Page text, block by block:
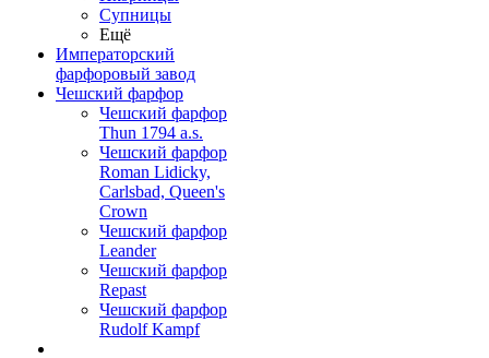
Супницы
Ещё
Императорский
фарфоровый завод
Чешский фарфор
Чешский фарфор
Thun 1794 a.s.
Чешский фарфор
Roman Lidicky,
Carlsbad, Queen's
Crown
Чешский фарфор
Leander
Чешский фарфор
Repast
Чешский фарфор
Rudolf Kampf